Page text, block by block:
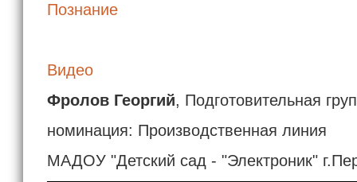
Познание
Видео
Фролов Георгий, Подготовительная
номинация: Производственная линия
МАДОУ "Детский сад - "Электроник"